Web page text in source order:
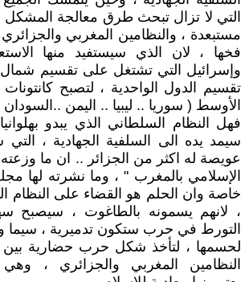
التي لا تزال تبحث طرق معالجة
مستبعدة ، والنظامين المغربي
فخها ، لان الذي سيستفيد منها
وإسرائيل التي تشتغل على تقسيم شمال
تقسيم الدول الواحدية ، لتصبح
الأوسط ( سوريا .. ليبيا .. اليمن
فهل النظام السلطاني الذي يبدو
سيمد يده الى السلفية الجهادية ،
عويصة له اكثر من الجزائر .. ان ما وزعته
الإسلامي بالمغرب " ، وما نشرته لها
خاصة وان الحلم هو القضاء على النظام
، لانهم يسمونه بالطاغوت ، سيصبح
التورط في حرب ستكون تدميرية ،
لحسمها ، لتأخذ شكل حرب حضارية بين
النظامين المغربي والجزائري ، وهي